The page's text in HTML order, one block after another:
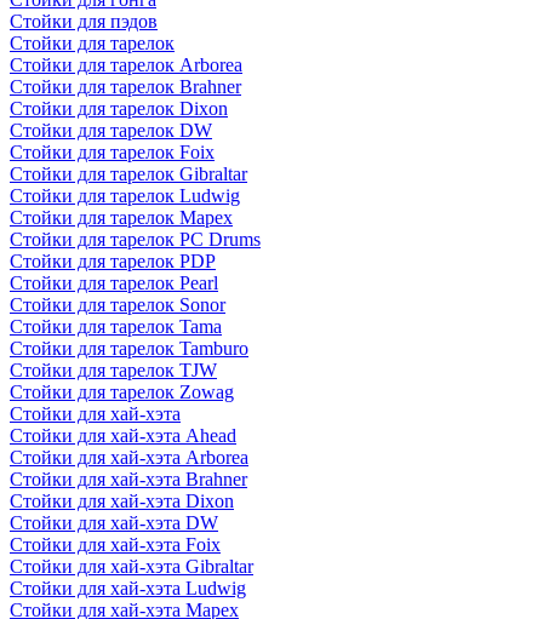
Стойки для пэдов
Стойки для тарелок
Стойки для тарелок Arborea
Стойки для тарелок Brahner
Стойки для тарелок Dixon
Стойки для тарелок DW
Стойки для тарелок Foix
Стойки для тарелок Gibraltar
Стойки для тарелок Ludwig
Стойки для тарелок Mapex
Стойки для тарелок PC Drums
Стойки для тарелок PDP
Стойки для тарелок Pearl
Стойки для тарелок Sonor
Стойки для тарелок Tama
Стойки для тарелок Tamburo
Стойки для тарелок TJW
Стойки для тарелок Zowag
Стойки для хай-хэта
Стойки для хай-хэта Ahead
Стойки для хай-хэта Arborea
Стойки для хай-хэта Brahner
Стойки для хай-хэта Dixon
Стойки для хай-хэта DW
Стойки для хай-хэта Foix
Стойки для хай-хэта Gibraltar
Стойки для хай-хэта Ludwig
Стойки для хай-хэта Mapex